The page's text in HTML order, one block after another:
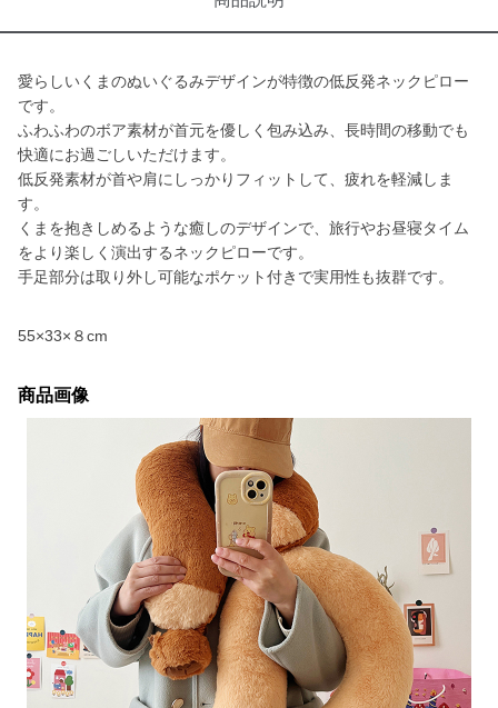
愛らしいくまのぬいぐるみデザインが特徴の低反発ネックピロー
です。
ふわふわのボア素材が首元を優しく包み込み、長時間の移動でも
快適にお過ごしいただけます。
低反発素材が首や肩にしっかりフィットして、疲れを軽減しま
す。
くまを抱きしめるような癒しのデザインで、旅行やお昼寝タイム
をより楽しく演出するネックピローです。
手足部分は取り外し可能なポケット付きで実用性も抜群です。
55×33×８cm
商品画像